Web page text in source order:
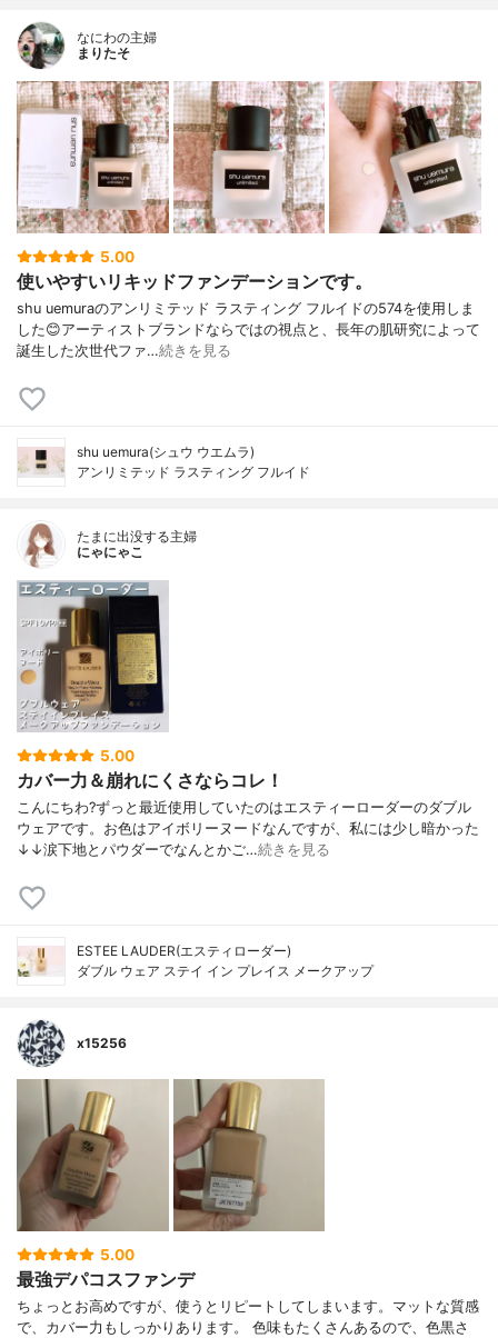
なにわの主婦
まりたそ
5.00
使いやすいリキッドファンデーションです。
shu uemuraのアンリミテッド ラスティング フルイドの574を使用しま
した😊アーティストブランドならではの視点と、長年の肌研究によって
誕生した次世代ファ…続きを見る
shu uemura(シュウ ウエムラ)
アンリミテッド ラスティング フルイド
たまに出没する主婦
にゃにゃこ
5.00
カバー力＆崩れにくさならコレ！
こんにちわ?ずっと最近使用していたのはエスティーローダーのダブル
ウェアです。お色はアイボリーヌードなんですが、私には少し暗かった
↓↓涙下地とパウダーでなんとかご…続きを見る
ESTEE LAUDER(エスティローダー)
ダブル ウェア ステイ イン プレイス メークアップ
x15256
5.00
最強デパコスファンデ
ちょっとお高めですが、使うとリピートしてしまいます。マットな質感
で、カバー力もしっかりあります。 色味もたくさんあるので、色黒さ